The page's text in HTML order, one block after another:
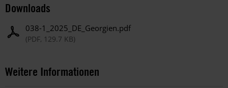
Downloads
038-1_2025_DE_Georgien.pdf
(PDF, 129.7 KB)
Weitere Informationen